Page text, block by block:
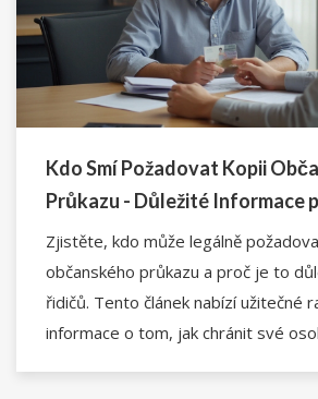
Kdo Smí Požadovat Kopii
Průkazu - Důležité Informace
Zjistěte, kdo může legálně
občanského průkazu a proč je to
řidičů. Tento článek nabízí užitečné
informace o tom, jak chránit své